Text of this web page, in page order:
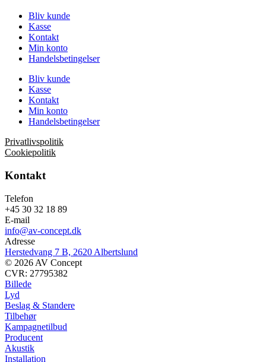
Bliv kunde
Kasse
Kontakt
Min konto
Handelsbetingelser
Bliv kunde
Kasse
Kontakt
Min konto
Handelsbetingelser
Privatlivspolitik
Cookiepolitik
Kontakt
Telefon
+45 30 32 18 89
E-mail
info@av-concept.dk
Adresse
Herstedvang 7 B, 2620 Albertslund
© 2026 AV Concept
CVR: 27795382
Billede
Lyd
Beslag & Standere
Tilbehør
Kampagnetilbud
Producent
Akustik
Installation